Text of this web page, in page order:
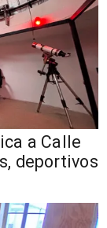
a Calle
deportivos